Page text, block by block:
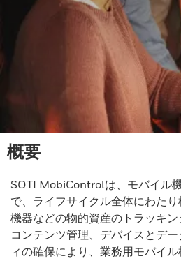
概要
SOTI MobiControlは、モバイル
で、ライフサイクル全体にわたり
機器などの物的資産のトラッキ
コンテンツ管理、デバイスとデ
ィの確保により、業務用モバイ